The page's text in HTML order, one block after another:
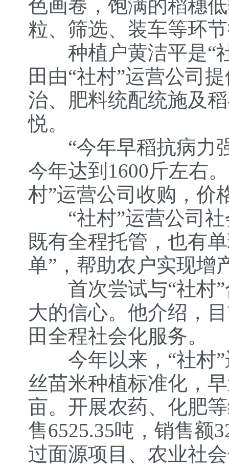
色画卷，饱满的稻穗
粒、筛选、装车等环
种植户黄洁平是“社
田由“社村”运营公司
治、肥料统配统施及
悦。
“今年早稻抗病力强
今年达到1600斤左右
村”运营公司收购，价
“社村”运营公司社
既有全程托管，也有
单”，帮助农户实现增
首次尝试与“社村”
大的信心。他介绍，
田全程社会化服务。
今年以来，“社村”
丝苗米种植标准化，
亩。开展农药、化肥
售6525.35吨，销售额
过面源项目、农业社